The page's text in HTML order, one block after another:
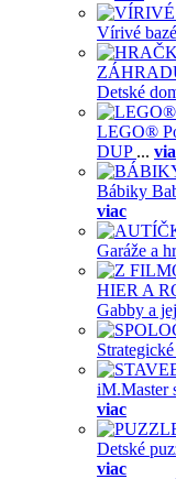
Vírivé
Detské
LEGO®
DUP ...
Bábiky
viac
Garáže a
HIER A
Gabby a
iM.Master
viac
Detské
viac